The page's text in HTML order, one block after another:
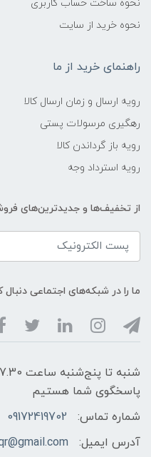
نحوه ساخت حساب کاربری
نحوه خرید از سایت
راهنمای خرید از ما
رویه ارسال و زمان ارسال کالا
رهگیری مرسولات پستی
رویه باز گرداندن کالا
رویه استرداد وجه
از تخفیف‌ها و جدیدترین‌های
ما را در شبکه‌های اجتماعی دنبال
پاسخگوی شما هستیم
شماره تماس:
09172419702
آدرس ایمیل: